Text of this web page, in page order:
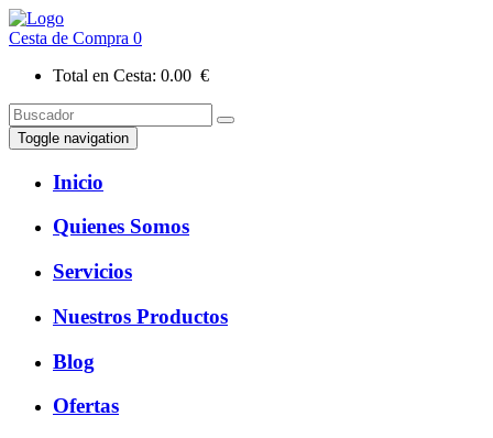
Cesta de Compra 0
Total en Cesta: 0.00 €
Toggle navigation
Inicio
Quienes Somos
Servicios
Nuestros Productos
Blog
Ofertas